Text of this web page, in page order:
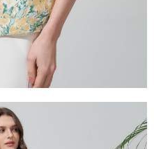
人或監護人之同意方可使用
引起之損失，本公司不負相關責
個別帳號之用戶狀況，依本公司即
不足之情形，本公司將視審查結果
訊註冊。若發現惡意使用之情形，